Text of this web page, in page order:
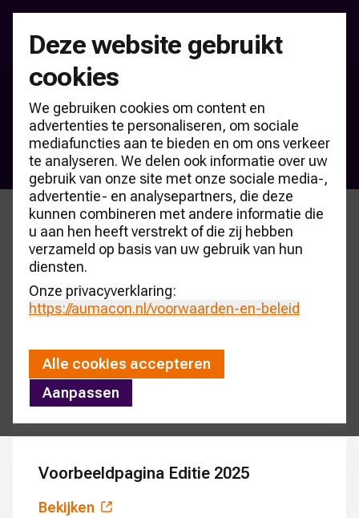
Deze website gebruikt
cookies
We gebruiken cookies om content en
advertenties te personaliseren, om sociale
mediafuncties aan te bieden en om ons verkeer
te analyseren. We delen ook informatie over uw
gebruik van onze site met onze sociale media-,
advertentie- en analysepartners, die deze
kunnen combineren met andere informatie die
u aan hen heeft verstrekt of die zij hebben
verzameld op basis van uw gebruik van hun
diensten.
Onze privacyverklaring:
https://aumacon.nl /voorwaarden-en-beleid
Alle cookies accepteren
Aanpassen
Brancheonderzoeken
Leasemaatschappij Top-100
NL
Bestel nu de AUMACON 2025 editie
Bekijken
Persbericht editie 2025
Bekijken
Voorbeeldpagina Editie 2025
Bekijken